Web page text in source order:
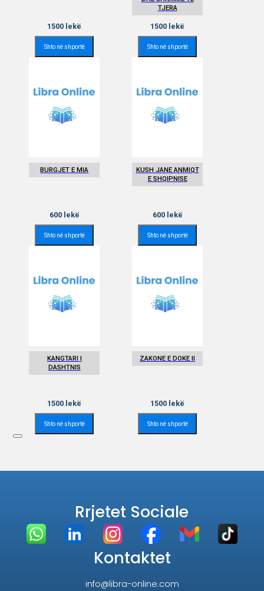
1500 lekë
Shto në shportë
TJERA
1500 lekë
Shto në shportë
BURGJET E MIA
600lekë
Shto në shportë
KUSH JANE ANMIQT
E SHQIPNISE
600lekë
Shto në shportë
KANGTARI I
DASHTNIS
1500 lekë
Shto në shportë
ZAKONE E DOKE II
1500 lekë
Shto në shportë
Rrjetet Sociale
Kontaktet
info@libra-online.com